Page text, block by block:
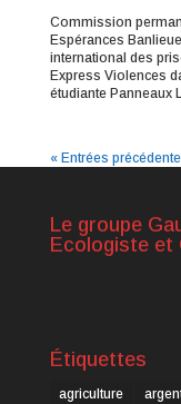
Commission
Espérances
international des
Express Violences
étudiante Panneaux
« Entrées
Le groupe
Ecologiste et
Étiquettes
agriculture